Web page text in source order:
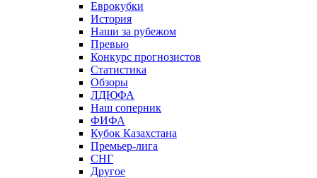
Еврокубки
История
Наши за рубежом
Превью
Конкурс прогнозистов
Статистика
Обзоры
ЛДЮФА
Наш соперник
ФИФА
Кубок Казахстана
Премьер-лига
СНГ
Другое